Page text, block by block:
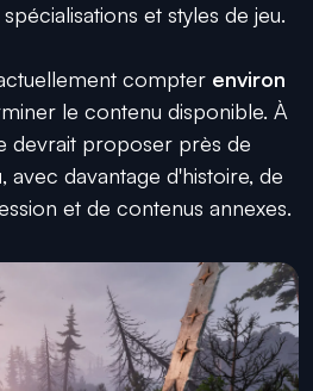
et styles de jeu.
compter environ
le contenu disponible. À
devrait proposer près de
, avec davantage d'histoire, de
et de contenus annexes.